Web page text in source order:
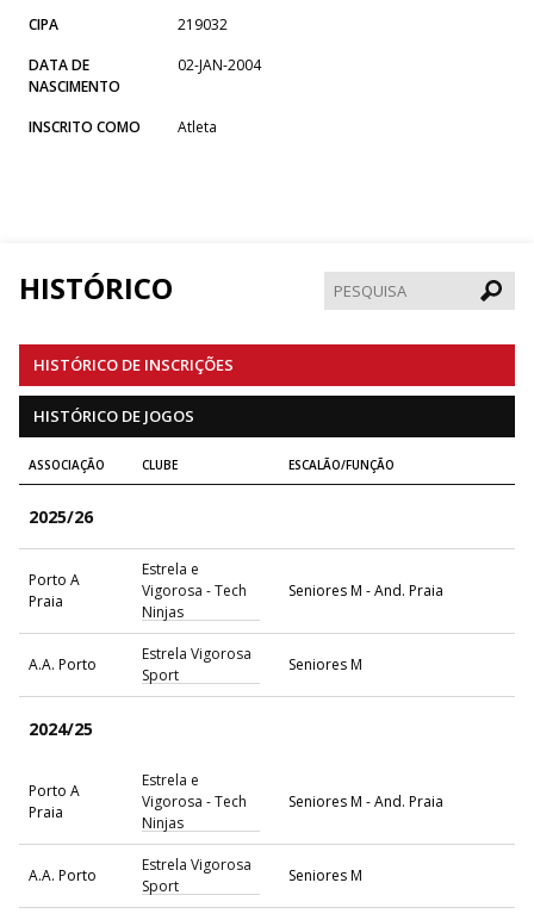
CIPA
219032
DATA DE
NASCIMENTO
02-JAN-2004
INSCRITO COMO Atleta
HISTÓRICO
HISTÓRICO DE INSCRIÇÕES
HISTÓRICO DE JOGOS
ASSOCIAÇÃO CLUBE ESCALÃO/FUNÇÃO
2025/26
Porto A
Praia
Estrela e
Vigorosa - Tech
Ninjas
Seniores M - And. Praia
A.A. Porto
Estrela Vigorosa
Sport
Seniores M
2024/25
Porto A
Praia
Estrela e
Vigorosa - Tech
Ninjas
Seniores M - And. Praia
A.A. Porto
Estrela Vigorosa
Sport
Seniores M